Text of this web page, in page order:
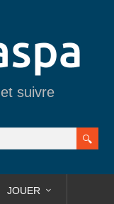
suivre
JOUER